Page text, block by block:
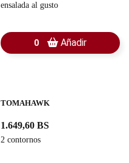
ensalada al gusto
0 Añadir
TOMAHAWK
1.649,60 BS
2 contornos